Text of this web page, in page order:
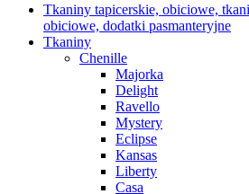
Tkaniny tapicerskie, obiciowe,
obiciowe, dodatki pasmanteryjne
Tkaniny
Chenille
Majorka
Delight
Ravello
Mystery
Eclipse
Kansas
Liberty
Casa